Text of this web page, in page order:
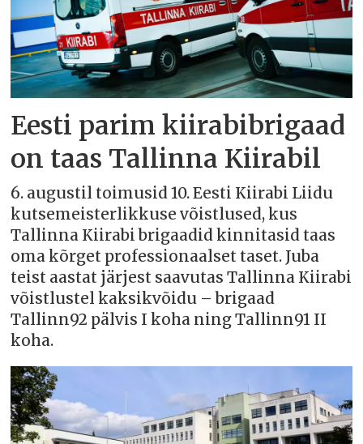
Eesti parim kiirabibrigaad
on taas Tallinna Kiirabil
6. augustil toimusid 10. Eesti Kiirabi Liidu
kutsemeisterlikkuse võistlused, kus
Tallinna Kiirabi brigaadid kinnitasid taas
oma kõrget professionaalset taset. Juba
teist aastat järjest saavutas Tallinna Kiirabi
võistlustel kaksikvõidu – brigaad
Tallinn92 pälvis I koha ning Tallinn91 II
koha.